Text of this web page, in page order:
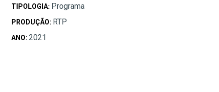
TIPOLOGIA: Programa
PRODUÇÃO: RTP
ANO: 2021